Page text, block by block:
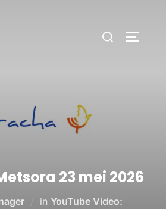
23 mei 2026
in YouTube Video: